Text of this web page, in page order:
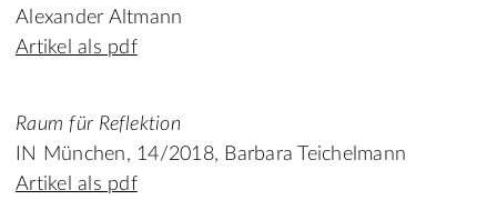
Alexander Altmann
Artikel als pdf
Raum für Reflektion
IN München, 14/2018, Barbara Teichelmann
Artikel als pdf